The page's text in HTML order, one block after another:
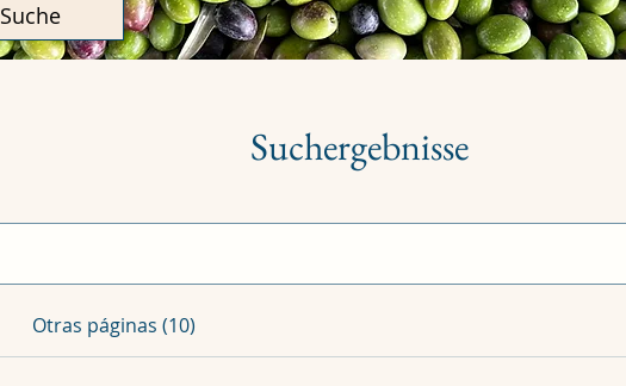
Suche
Suchergebnisse
Otras páginas (10)